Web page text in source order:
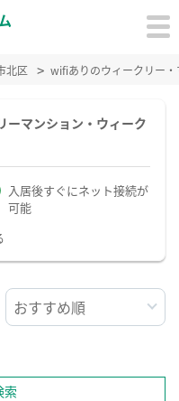
北区 wifiありのウィークリー
マンション・ウィーク
入居後すぐにネット接続が
可能
索